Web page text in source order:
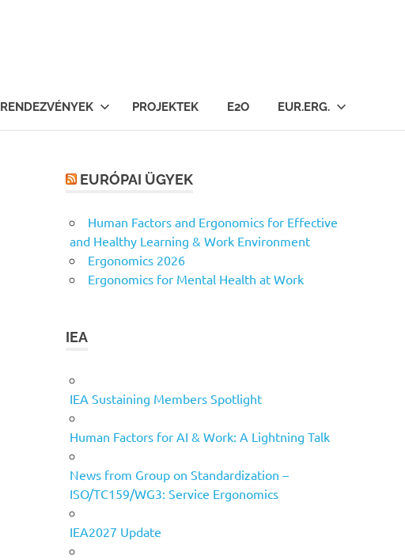
RENDEZVÉNYEK PROJEKTEK E2O EUR.ERG.
EURÓPAI ÜGYEK
Human Factors and Ergonomics for Effective
and Healthy Learning & Work Environment
Ergonomics 2026
Ergonomics for Mental Health at Work
IEA
IEA Sustaining Members Spotlight
Human Factors for AI & Work: A Lightning Talk
News from Group on Standardization –
ISO/TC159/WG3: Service Ergonomics
IEA2027 Update